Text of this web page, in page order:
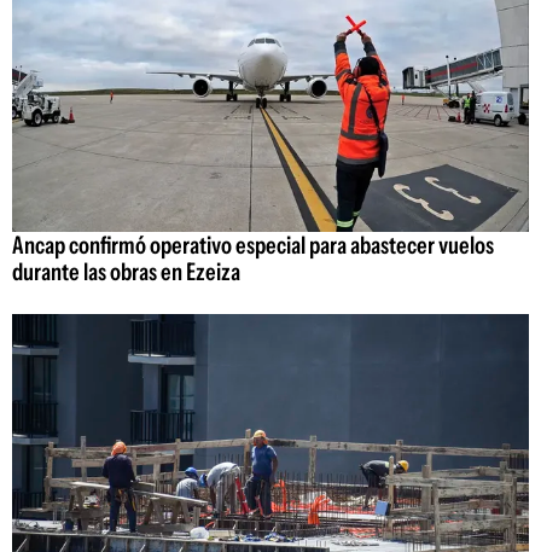
Ancap confirmó operativo especial para abastecer vuelos
durante las obras en Ezeiza